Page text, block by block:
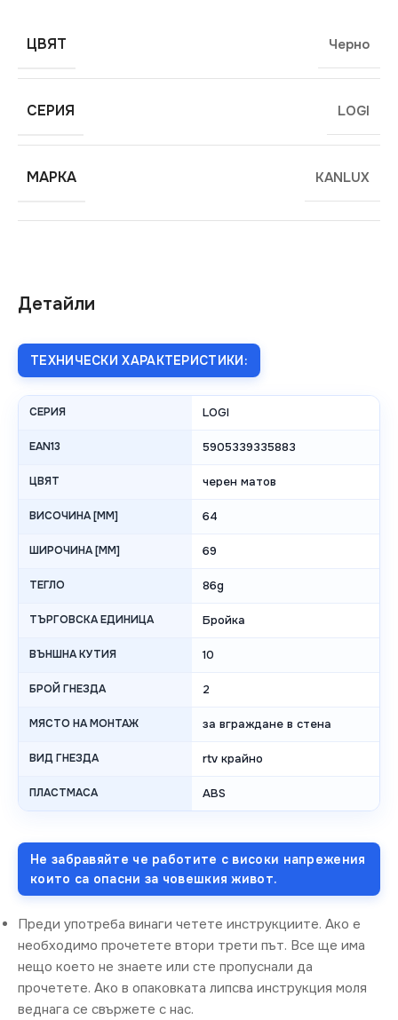
Детайли
ТЕХНИЧЕСКИ ХАРАКТЕРИСТИКИ:
СЕРИЯ LOGI
EAN13 5905339335883
ЦВЯТ черен матов
ВИСОЧИНА [MM] 64
ШИРОЧИНА [MM] 69
ТЕГЛО 86g
ТЪРГОВСКА ЕДИНИЦА Бройка
ВЪНШНА КУТИЯ 10
БРОЙ ГНЕЗДА 2
МЯСТО НА МОНТАЖ за вграждане в стена
ВИД ГНЕЗДА rtv крайно
ПЛАСТМАСА ABS
Не забравяйте че работите с високи напрежения
които са опасни за човешкия живот.
Преди употреба винаги четете инструкциите. Ако е
необходимо прочетете втори трети път. Все ще има
нещо което не знаете или сте пропуснали да
прочетете. Ако в опаковката липсва инструкция моля
веднага се свържете с нас.
ЦВЯТ Черно
СЕРИЯ LOGI
МАРКА KANLUX